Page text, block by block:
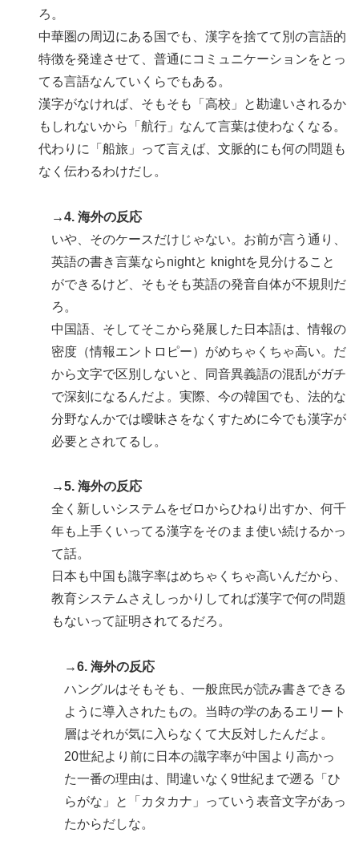
ろ。
中華圏の周辺にある国でも、漢字を捨てて別の言語的
特徴を発達させて、普通にコミュニケーションをとっ
てる言語なんていくらでもある。
漢字がなければ、そもそも「高校」と勘違いされるか
もしれないから「航行」なんて言葉は使わなくなる。
代わりに「船旅」って言えば、文脈的にも何の問題も
なく伝わるわけだし。
→4. 海外の反応
いや、そのケースだけじゃない。お前が言う通り、
英語の書き言葉ならnightと knightを見分けること
ができるけど、そもそも英語の発音自体が不規則だ
ろ。
中国語、そしてそこから発展した日本語は、情報の
密度（情報エントロピー）がめちゃくちゃ高い。だ
から文字で区別しないと、同音異義語の混乱がガチ
で深刻になるんだよ。実際、今の韓国でも、法的な
分野なんかでは曖昧さをなくすために今でも漢字が
必要とされてるし。
→5. 海外の反応
全く新しいシステムをゼロからひねり出すか、何千
年も上手くいってる漢字をそのまま使い続けるかっ
て話。
日本も中国も識字率はめちゃくちゃ高いんだから、
教育システムさえしっかりしてれば漢字で何の問題
もないって証明されてるだろ。
→6. 海外の反応
ハングルはそもそも、一般庶民が読み書きできる
ように導入されたもの。当時の学のあるエリート
層はそれが気に入らなくて大反対したんだよ。
20世紀より前に日本の識字率が中国より高かっ
た一番の理由は、間違いなく9世紀まで遡る「ひ
らがな」と「カタカナ」っていう表音文字があっ
たからだしな。